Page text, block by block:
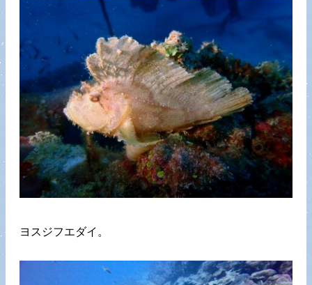
ヨスジフエダイ。